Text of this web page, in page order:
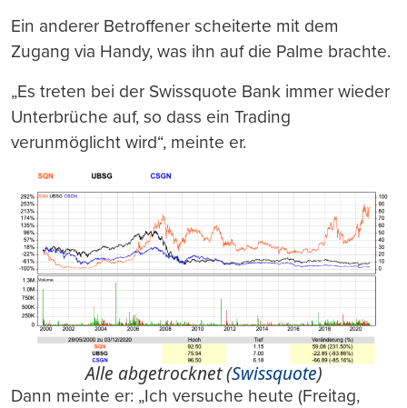
Ein anderer Betroffener scheiterte mit dem
Zugang via Handy, was ihn auf die Palme brachte.
„Es treten bei der Swissquote Bank immer wieder
Unterbrüche auf, so dass ein Trading
verunmöglicht wird“, meinte er.
Alle abgetrocknet (Swissquote)
Dann meinte er: „Ich versuche heute (Freitag,